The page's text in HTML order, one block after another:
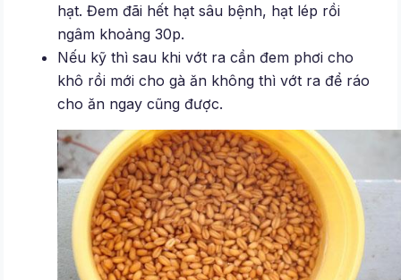
hạt. Đem đãi hết hạt sâu bệnh, hạt lép rồi
ngâm khoảng 30p.
Nếu kỹ thì sau khi vớt ra cần đem phơi cho
khô rồi mới cho gà ăn không thì vớt ra để ráo
cho ăn ngay cũng được.